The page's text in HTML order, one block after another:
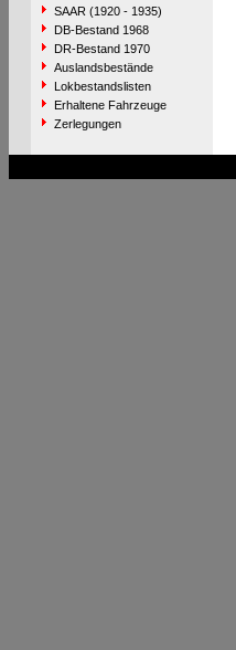
SAAR (1920 - 1935)
DB-Bestand 1968
DR-Bestand 1970
Auslandsbestände
Lokbestandslisten
Erhaltene Fahrzeuge
Zerlegungen